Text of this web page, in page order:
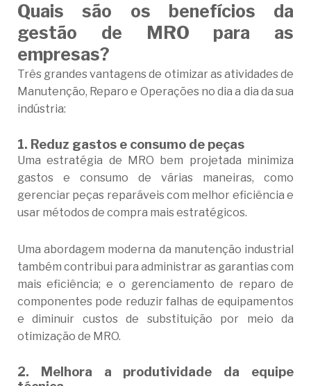
Quais são os benefícios da
gestão de MRO para as
empresas?
Três grandes vantagens de otimizar as atividades de
Manutenção, Reparo e Operações no dia a dia da sua
indústria:
1. Reduz gastos e consumo de peças
Uma estratégia de MRO bem projetada minimiza
gastos e consumo de várias maneiras, como
gerenciar peças reparáveis ​​com melhor eficiência e
usar métodos de compra mais estratégicos.
Uma abordagem moderna da manutenção industrial
também contribui para administrar as garantias com
mais eficiência; e o gerenciamento de reparo de
componentes pode reduzir falhas de equipamentos
e diminuir custos de substituição por meio da
otimização de MRO.
2.
Melhora a produtividade da equipe